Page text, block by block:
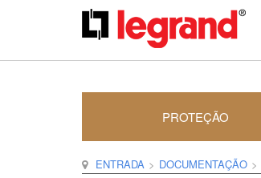
PROTEÇÃO
ENTRADA DOCUMENTAÇÃO